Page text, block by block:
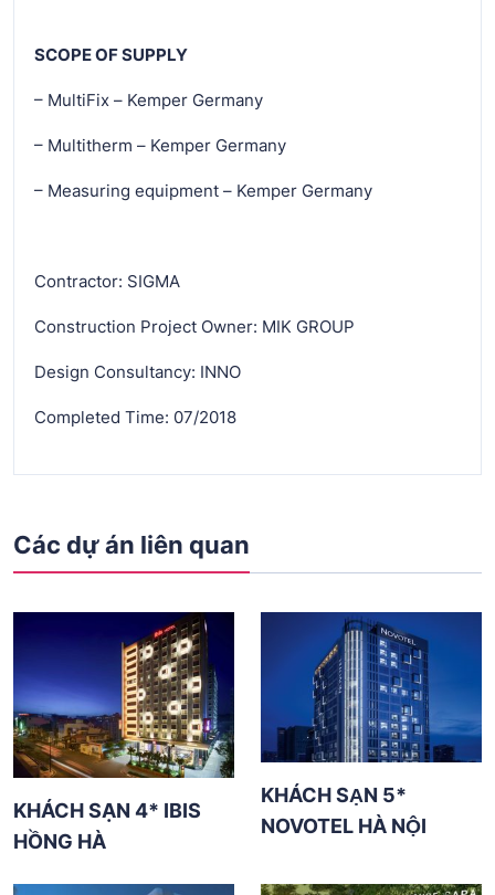
SCOPE OF SUPPLY
– MultiFix – Kemper Germany
– Multitherm – Kemper Germany
– Measuring equipment – Kemper Germany
Contractor: SIGMA
Construction Project Owner: MIK GROUP
Design Consultancy: INNO
Completed Time: 07/2018
Các dự án liên quan
KHÁCH SẠN 4* IBIS
HỒNG HÀ
KHÁCH SẠN 5*
NOVOTEL HÀ NỘI